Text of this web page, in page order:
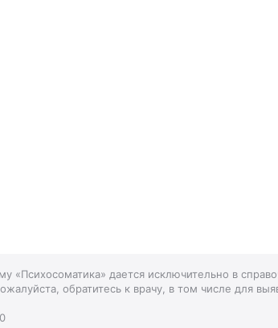
«Психосоматика» дается исключительно в
обратитесь к врачу, в том числе для